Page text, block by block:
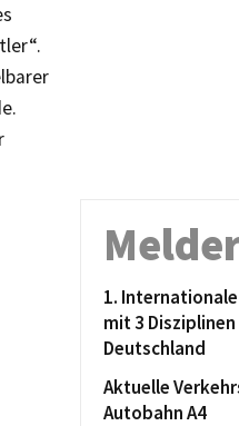
1.
mit 3 Disziplinen
Deutschland
Aktuelle
Autobahn A4